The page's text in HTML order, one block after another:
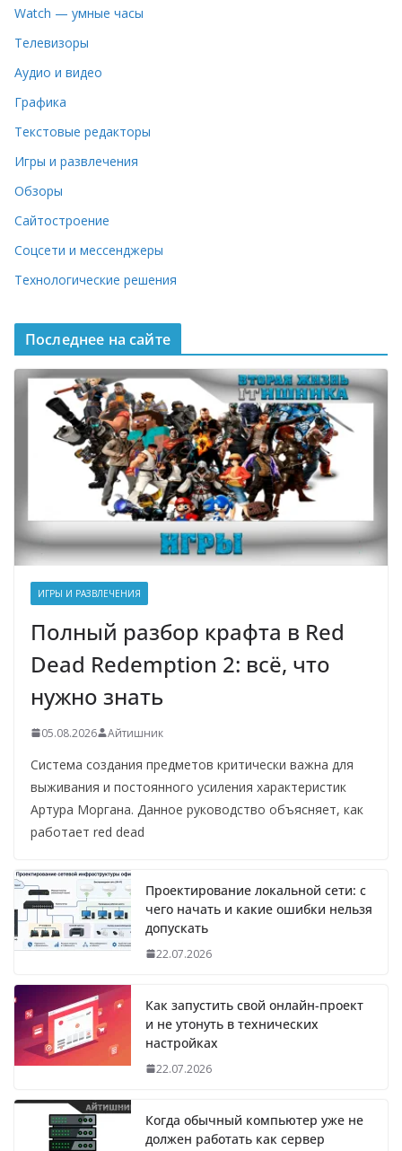
Watch — умные часы
Телевизоры
Аудио и видео
Графика
Текстовые редакторы
Игры и развлечения
Обзоры
Сайтостроение
Соцсети и мессенджеры
Технологические решения
Последнее на сайте
ИГРЫ И РАЗВЛЕЧЕНИЯ
Полный разбор крафта в Red
Dead Redemption 2: всё, что
нужно знать
05.08.2026 Айтишник
Система создания предметов критически важна для
выживания и постоянного усиления характеристик
Артура Моргана. Данное руководство объясняет, как
работает red dead
Проектирование локальной сети: с
чего начать и какие ошибки нельзя
допускать
22.07.2026
Как запустить свой онлайн-проект
и не утонуть в технических
настройках
22.07.2026
Когда обычный компьютер уже не
должен работать как сервер